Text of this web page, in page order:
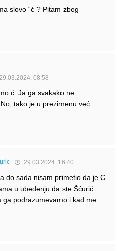
slovo “ć”? Pitam zbog
08:58
ć. Ja ga svakako ne
tako je u prezimenu već
29.03.2024. 16:40
do sada nisam primetio da je C
u ubeđenju da ste Šćurić.
ga podrazumevamo i kad me